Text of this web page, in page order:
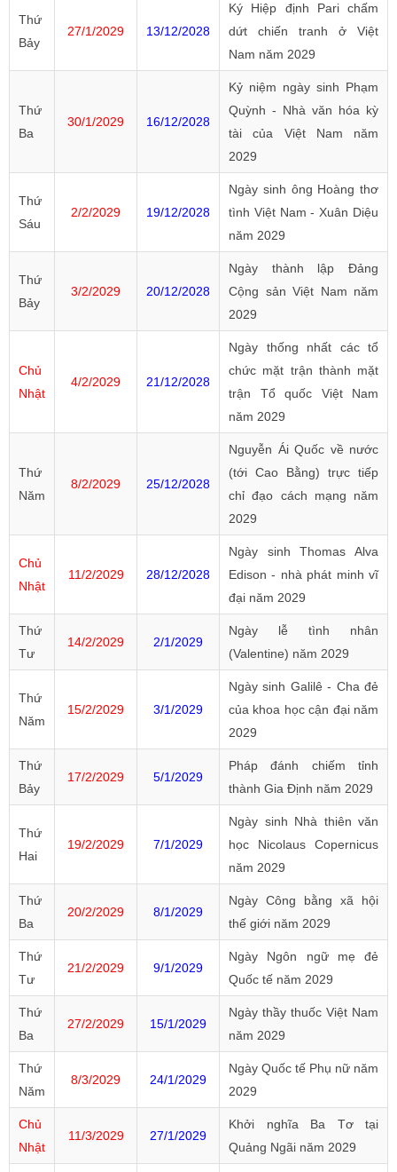
Thứ
Bảy
27/1/2029 13/12/2028
Ký Hiệp định Pari chấm
dứt chiến tranh ở Việt
Nam năm 2029
Thứ
Ba
30/1/2029 16/12/2028
Kỷ niệm ngày sinh Phạm
Quỳnh - Nhà văn hóa kỳ
tài của Việt Nam năm
2029
Thứ
Sáu
2/2/2029 19/12/2028
Ngày sinh ông Hoàng thơ
tình Việt Nam - Xuân Diệu
năm 2029
Thứ
Bảy
3/2/2029 20/12/2028
Ngày thành lập Đảng
Cộng sản Việt Nam năm
2029
Chủ
Nhật
4/2/2029 21/12/2028
Ngày thống nhất các tổ
chức mặt trận thành mặt
trận Tổ quốc Việt Nam
năm 2029
Thứ
Năm
8/2/2029 25/12/2028
Nguyễn Ái Quốc về nước
(tới Cao Bằng) trực tiếp
chỉ đạo cách mạng năm
2029
Chủ
Nhật
11/2/2029 28/12/2028
Ngày sinh Thomas Alva
Edison - nhà phát minh vĩ
đại năm 2029
Thứ
Tư
14/2/2029 2/1/2029
Ngày lễ tình nhân
(Valentine) năm 2029
Thứ
Năm
15/2/2029 3/1/2029
Ngày sinh Galilê - Cha đẻ
của khoa học cận đại năm
2029
Thứ
Bảy
17/2/2029 5/1/2029
Pháp đánh chiếm tỉnh
thành Gia Định năm 2029
Thứ
Hai
19/2/2029 7/1/2029
Ngày sinh Nhà thiên văn
học Nicolaus Copernicus
năm 2029
Thứ
Ba
20/2/2029 8/1/2029
Ngày Công bằng xã hội
thế giới năm 2029
Thứ
Tư
21/2/2029 9/1/2029
Ngày Ngôn ngữ mẹ đẻ
Quốc tế năm 2029
Thứ
Ba
27/2/2029 15/1/2029
Ngày thầy thuốc Việt Nam
năm 2029
Thứ
Năm
8/3/2029 24/1/2029
Ngày Quốc tế Phụ nữ năm
2029
Chủ
Nhật
11/3/2029 27/1/2029
Khởi nghĩa Ba Tơ tại
Quảng Ngãi năm 2029